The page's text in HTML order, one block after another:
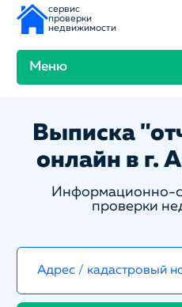
сервис
проверки
недвижимости
Меню
Выписка
онлайн в г.
Информационно-
проверки